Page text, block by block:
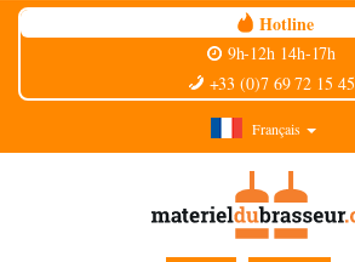
Hotline
9h-12h 14h-17h
+33 (0)7 69 72 15 45
Français